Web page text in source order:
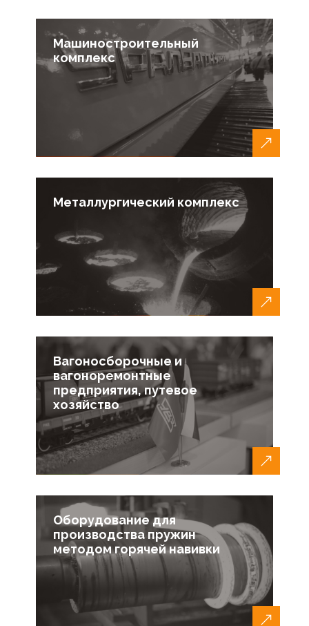
Машиностроительный
комплекс
Металлургический комплекс
Вагоносборочные и
вагоноремонтные
предприятия, путевое
хозяйство
Оборудование для
производства пружин
методом горячей навивки